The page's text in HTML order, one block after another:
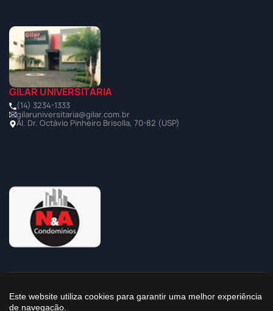
GILAR UNIVERSITÁRIA
(14) 3234-1333
gilaruniversitaria@gilar.com.br
Al. Dr. Octávio Pinheiro Brisolla, 70-82 (USP)
©2025 Todos os Direitos Reservados à Imobiliária Gilar
Este website utiliza cookies para garantir uma melhor experiência
de navegação.